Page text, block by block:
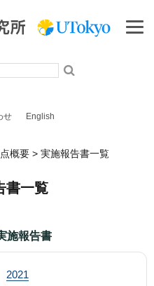
せ English
概要 実施報告書一覧
書一覧
施報告書
2021